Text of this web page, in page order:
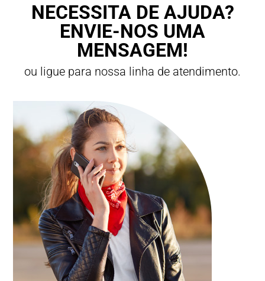
NECESSITA DE AJUDA?
ENVIE-NOS UMA
MENSAGEM!
ou ligue para nossa linha de atendimento.